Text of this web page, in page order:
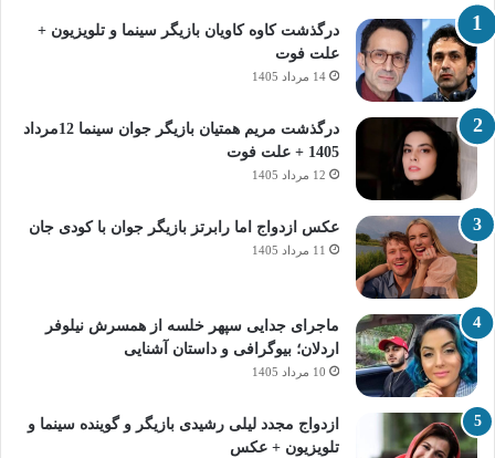
درگذشت کاوه کاویان بازیگر سینما و تلویزیون +
علت فوت
14 مرداد 1405
درگذشت مریم همتیان بازیگر جوان سینما 12مرداد
1405 + علت فوت
12 مرداد 1405
عکس ازدواج اما رابرتز بازیگر جوان با کودی جان
11 مرداد 1405
ماجرای جدایی سپهر خلسه از همسرش نیلوفر
اردلان؛ بیوگرافی و داستان آشنایی
10 مرداد 1405
ازدواج مجدد لیلی رشیدی بازیگر و گوینده سینما و
تلویزیون + عکس